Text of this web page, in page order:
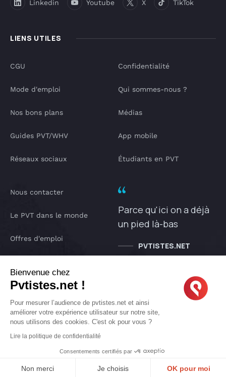
LIENS UTILES
Linkedin Youtube X TikTok
CGU
Mode d'emploi
Nos bons plans
Guides PVT/WHV
Réseaux sociaux
Confidentialité
Qui sommes-nous ?
Médias
App mobile
Étudiants en PVT
Nous contacter
Le PVT dans le monde
Offres d'emploi
IA pvtistes
Parce qu'ici on a déjà
un pied là-bas
PVTISTES.NET
Copyright © 2005-2026 pvtistes.net
Bienvenue chez
Pvtistes.net !
Pour mesurer l’audience de pvtistes.net et ainsi
améliorer votre expérience utilisateur sur notre site,
nous utilisons des cookies. C'est ok pour vous ?
Lire la politique de confidentialité
Consentements certifiés par
Non merci Je choisis OK pour moi